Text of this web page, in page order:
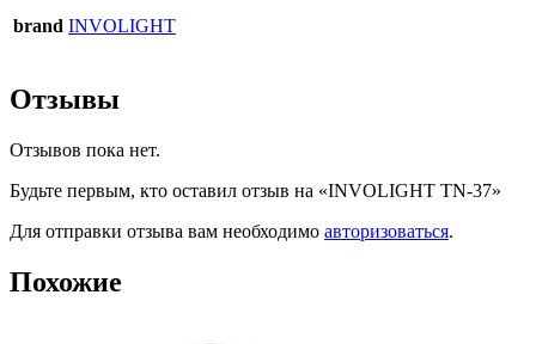
brand INVOLIGHT
Отзывы
Отзывов пока нет.
Будьте первым, кто оставил отзыв на «INVOLIGHT TN-37»
Для отправки отзыва вам необходимо авторизоваться.
Похожие